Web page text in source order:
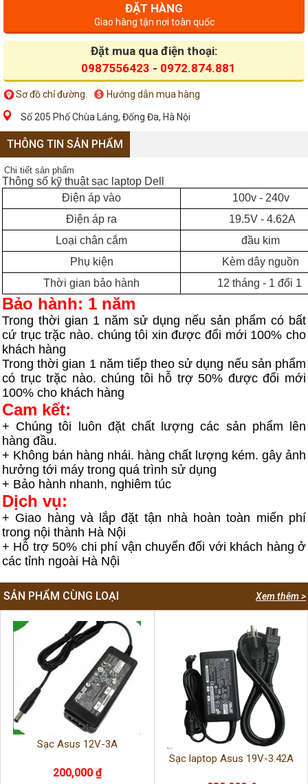
ĐẶT HÀNG
Giao hàng tận nơi toàn quốc
Đặt mua qua điện thoại:
0987556423 - 0972.874.881
Sơ đồ chỉ đường Hướng dẫn mua hàng
Số 205 Phố Chùa Láng, Đống Đa, Hà Nội
THÔNG TIN SẢN PHẨM
Chi tiết sản phẩm
Thông số kỹ thuật sạc laptop Dell
Điện áp vào
100v - 240v
Điện áp ra
19.5V - 4.62A
Loại chân cắm
đầu kim
Phụ kiện
Kèm dây nguồn
Thời gian bảo hành
12 tháng - 1 đổi 1
Bảo hành: 1 năm
Trong thời gian 1 năm sử dụng nếu sản phẩm có bất
cứ trục trặc nào. chúng tôi xin được đổi mới 100% cho
khách hàng
Trong thời gian 1 năm tiếp theo sử dụng nếu sản phẩm
có trục trặc nào. chúng tôi hỗ trợ 50% được đổi mới
100% cho khách hàng
Cam kết:
+ Chúng tôi luôn đặt chất lượng các sản phẩm lên
hàng đầu.
+ Không bán hàng nhái. hàng chất lượng kém. gây ảnh
hưởng tới máy trong quá trình sử dụng
+ Bảo hành nhanh, nghiêm túc
Dịch vụ:
+ Giao hàng và lắp đặt tận nhà hoàn toàn miến phí
trong nội thành Hà Nội
+ Hỗ trợ 50% chi phí vận chuyển đối với khách hàng ở
các tỉnh ngoài Hà Nội
Xem thêm >
SẢN PHẨM CÙNG LOẠI
Sạc Asus 12V-3A
200,000 ₫
Sạc laptop Asus 19V-3.42A